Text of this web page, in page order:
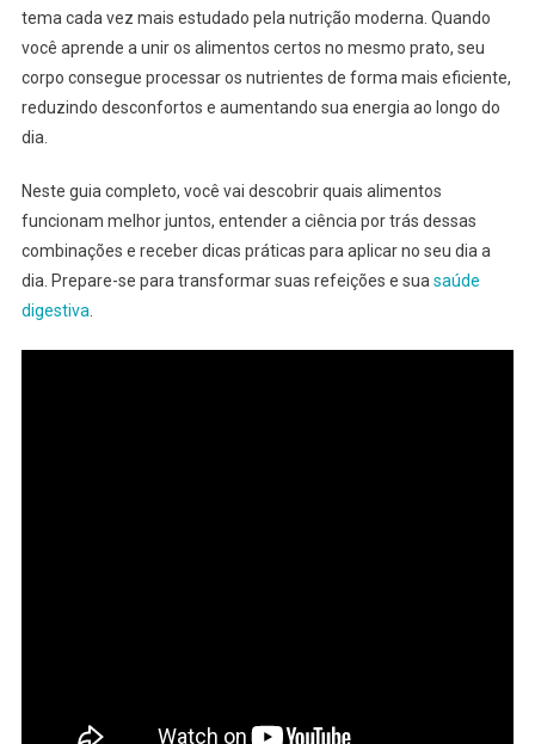
tema cada vez mais estudado pela nutrição moderna. Quando
você aprende a unir os alimentos certos no mesmo prato, seu
corpo consegue processar os nutrientes de forma mais eficiente,
reduzindo desconfortos e aumentando sua energia ao longo do
dia.
Neste guia completo, você vai descobrir quais alimentos
funcionam melhor juntos, entender a ciência por trás dessas
combinações e receber dicas práticas para aplicar no seu dia a
dia. Prepare-se para transformar suas refeições e sua saúde
digestiva